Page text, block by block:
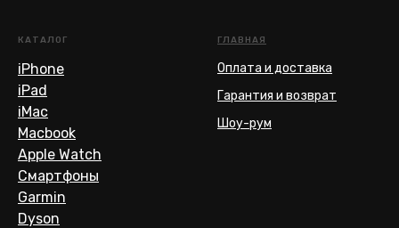
КАТАЛОГ
iPhone
iPad
iMac
Macbook
Apple Watch
Смартфоны
Garmin
Dyson
ГЛАВНАЯ
Оплата и доставка
Гарантия и возврат
Шоу-рум